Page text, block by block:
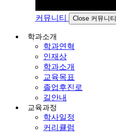
커뮤니티 Close 커뮤니티
학과소개
학과연혁
인재상
학과소개
교육목표
졸업후진로
길안내
교육과정
학사일정
커리큘럼